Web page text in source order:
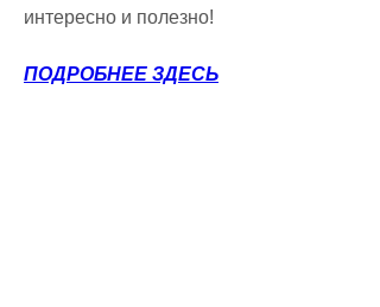
интересно и полезно!
ПОДРОБНЕЕ ЗДЕСЬ